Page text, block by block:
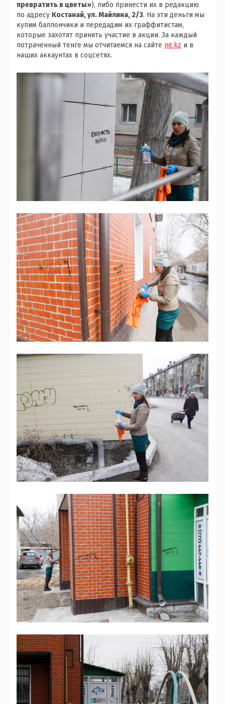
превратить в цветы»), либо принести их в редакцию
по адресу Костанай, ул. Майлина, 2/3. На эти деньги мы
купим баллончики и передадим их граффитистам,
которые захотят принять участие в акции. За каждый
потраченный тенге мы отчитаемся на сайте ng.kz и в
наших аккаунтах в соцсетях.